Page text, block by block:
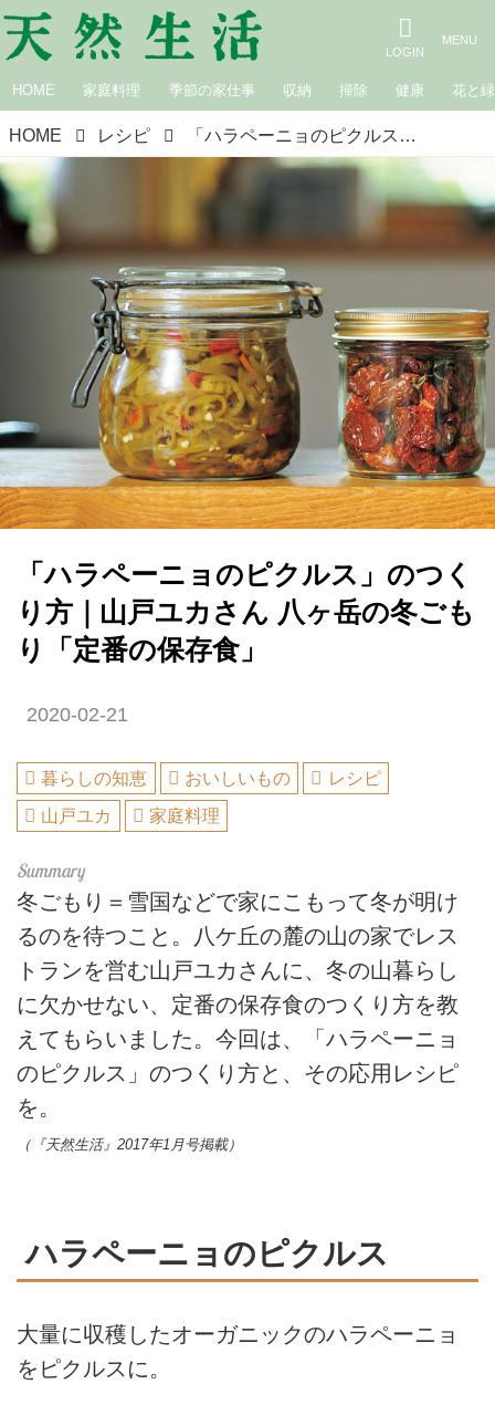
HOME 家庭料理 季節の家仕事 収納 掃除 健康 花と緑
HOME レシピ 「ハラペーニョのピクルス」のつくり方｜山戸ユカさん 八ヶ岳の冬ごもり「定番の保存食」
「ハラペーニョのピクルス」のつく
り方｜山戸ユカさん 八ヶ岳の冬ごも
り「定番の保存食」
2020-02-21
暮らしの知恵 おいしいもの
レシピ
山戸ユカ
家庭料理
冬ごもり＝雪国などで家にこもって冬が明け
るのを待つこと。八ケ丘の麓の山の家でレス
トランを営む山戸ユカさんに、冬の山暮らし
に欠かせない、定番の保存食のつくり方を教
えてもらいました。今回は、「ハラペーニョ
のピクルス」のつくり方と、その応用レシピ
を。
（『天然生活』2017年1月号掲載）
ハラペーニョのピクルス
大量に収穫したオーガニックのハラペーニョ
をピクルスに。